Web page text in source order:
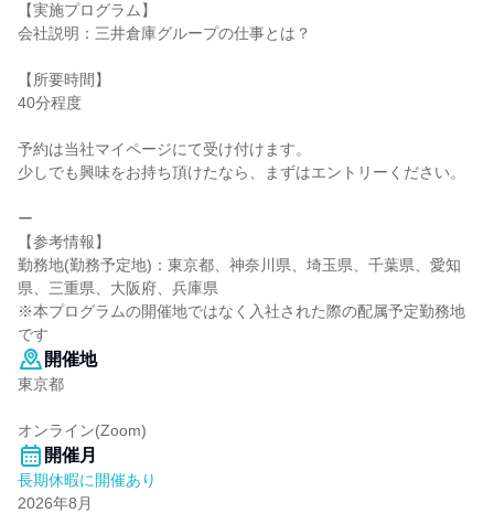
【実施プログラム】
会社説明：三井倉庫グループの仕事とは？
【所要時間】
40分程度
予約は当社マイページにて受け付けます。
少しでも興味をお持ち頂けたなら、まずはエントリーください。
ー
【参考情報】
勤務地(勤務予定地)：東京都、神奈川県、埼玉県、千葉県、愛知
県、三重県、大阪府、兵庫県
※本プログラムの開催地ではなく入社された際の配属予定勤務地
です
開催地
東京都
オンライン(Zoom)
開催月
長期休暇に開催あり
2026年8月